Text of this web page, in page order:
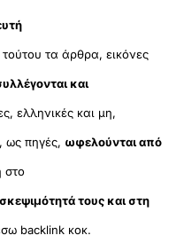
τα άρθρα, εικόνες
και
ελληνικές και μη,
ως πηγές, ωφελούνται από
στο
τους και στη
backlink κοκ.